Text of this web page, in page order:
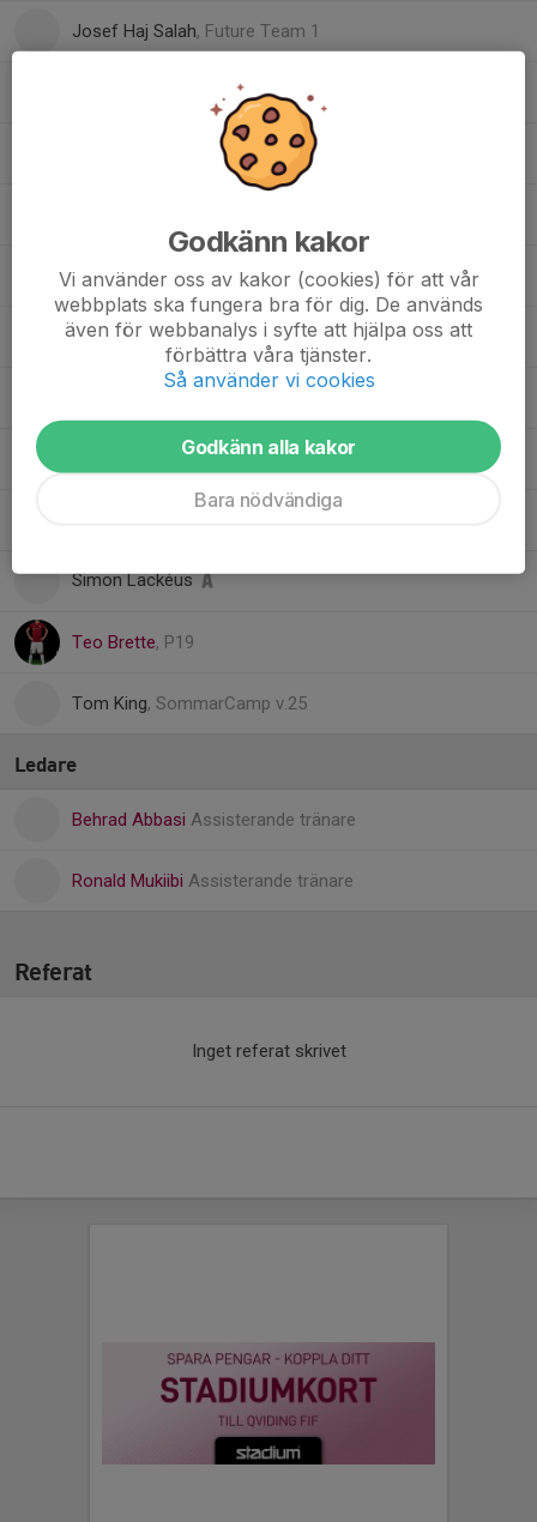
Josef Haj Salah, Future Team 1
, P06 (Födda 2006)
Macpeter Ijeh, P19
Noah Rendahl, Herrjunior (Födda 2005-2007)
Petros Voudouragkakis, P19
Simon Lackéus
Teo Brette, P19
Tom King, SommarCamp v.25
Ledare
Behrad Abbasi Assisterande tränare
Ronald Mukiibi Assisterande tränare
Referat
Inget referat skrivet
Godkänn kakor
Vi använder oss av kakor (cookies) för att vår
webbplats ska fungera bra för dig. De används
även för webbanalys i syfte att hjälpa oss att
förbättra våra tjänster.
Så använder vi cookies
Godkänn alla kakor
Bara nödvändiga